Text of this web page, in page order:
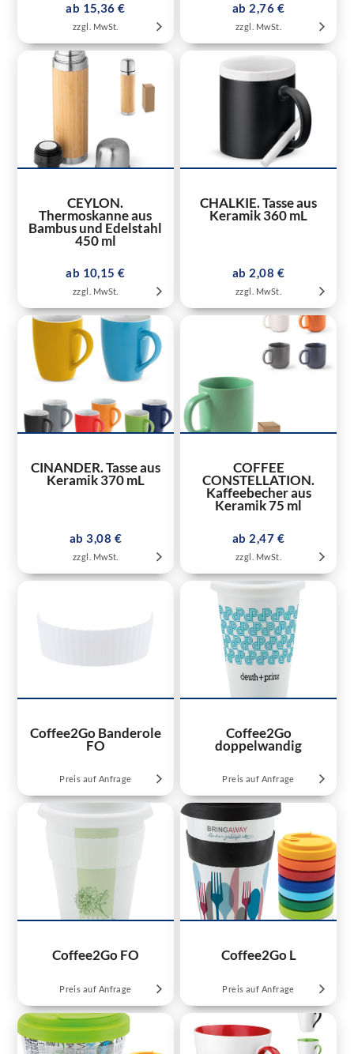
ab 15,36 €
zzgl. MwSt.
ab 2,76 €
zzgl. MwSt.
CEYLON.
Thermoskanne aus
Bambus und Edelstahl
450 ml
ab 10,15 €
zzgl. MwSt.
CHALKIE. Tasse aus
Keramik 360 mL
ab 2,08 €
zzgl. MwSt.
CINANDER. Tasse aus
Keramik 370 mL
ab 3,08 €
zzgl. MwSt.
COFFEE
CONSTELLATION.
Kaffeebecher aus
Keramik 75 ml
ab 2,47 €
zzgl. MwSt.
Coffee2Go Banderole
FO
Preis auf Anfrage
Coffee2Go
doppelwandig
Preis auf Anfrage
Coffee2Go FO
Preis auf Anfrage
Coffee2Go L
Preis auf Anfrage